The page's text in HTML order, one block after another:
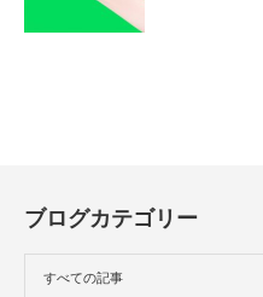
ブログカテゴリー
すべての記事